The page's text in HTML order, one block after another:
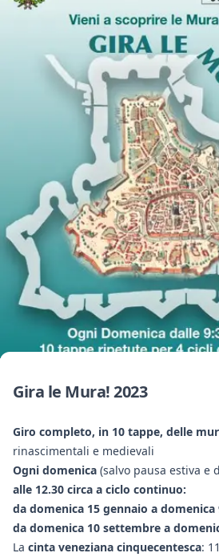
Gira le Mura! 2023
Giro completo, in 10 tappe, delle
rinascimentali e medievali
Ogni domenica (salvo pausa estiva e
alle 12.30 circa a ciclo continuo:
da domenica 15 gennaio a
da domenica 10 settembre a
La cinta veneziana cinquecentesca: